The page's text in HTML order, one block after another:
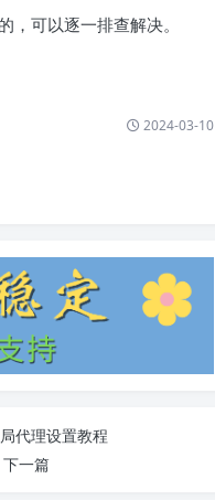
可以逐一排查解决。
2024-03-10
代理设置教程
下一篇